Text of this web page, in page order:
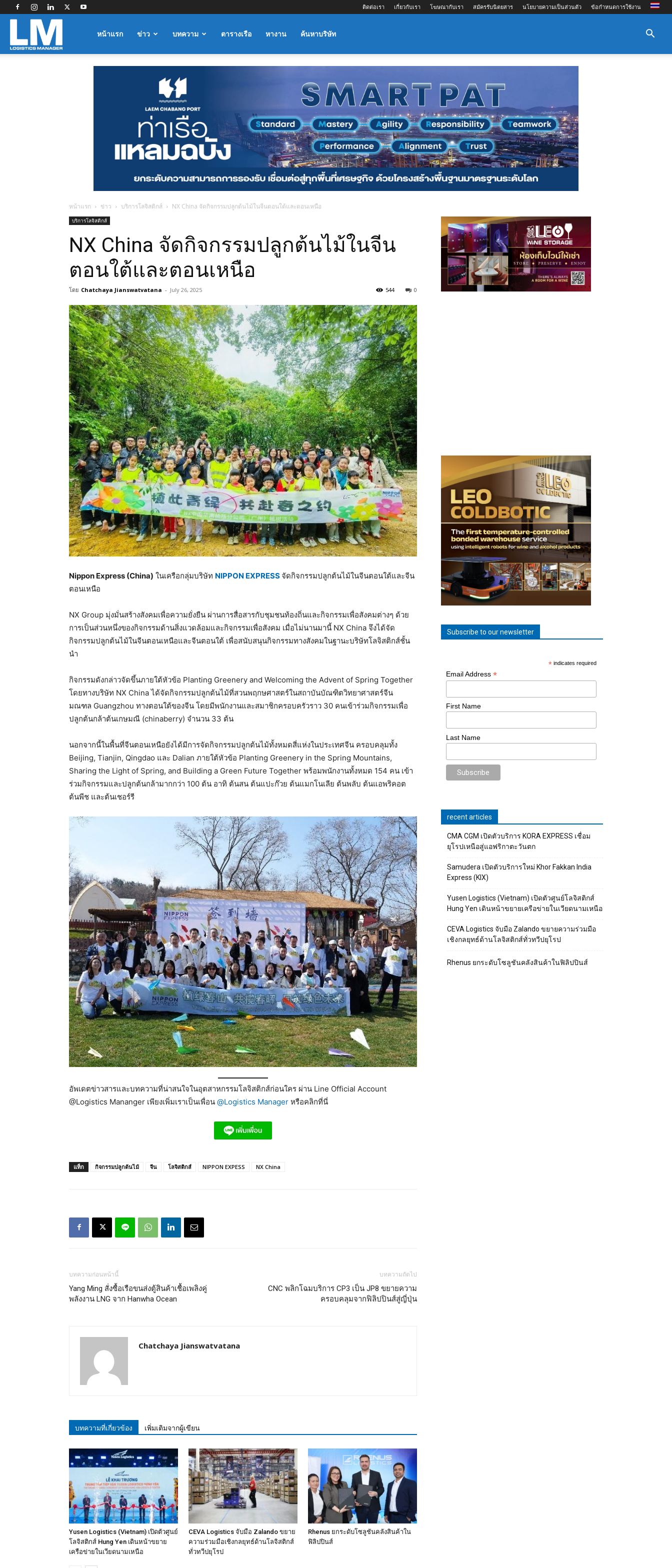
ติดต่อเรา เกี่ยวกับเรา โฆษณากับเรา สมัครรับนิตยสาร นโยบายความเป็นส่วนตัว ข้อกำหนดการใช้งาน
Logisticsหน้าแรก ข่าว บทความ ตารางเรือ หางาน ค้นหาบริษัท
หน้าแรก ข่าว บริการโลจิสติกส์ NX China จัดกิจกรรมปลูกต้นไม้ในจีนตอนใต้และตอนเหนือ
บริการโลจิสติกส์
NX China จัดกิจกรรมปลูกต้นไม้ในจีน
ตอนใต้และตอนเหนือ
โดย Chatchaya Jianswatvatana - July 26, 2025 0
544
Nippon Express (China) ในเครือกลุ่มบริษัท NIPPON EXPRESS จัดกิจกรรมปลูกต้นไม้ในจีนตอนใต้และจีน
ตอนเหนือ
NX Group มุ่งมั่นสร้างสังคมเพื่อความยั่งยืน ผ่านการสื่อสารกับชุมชนท้องถิ่นและกิจกรรมเพื่อสังคมต่างๆ ด้วย
การเป็นส่วนหนึ่งของกิจกรรมด้านสิ่งแวดล้อมและกิจกรรมเพื่อสังคม เมื่อไม่นานมานี้ NX China จึงได้จัด
กิจกรรมปลูกต้นไม้ในจีนตอนเหนือและจีนตอนใต้ เพื่อสนับสนุนกิจกรรมทางสังคมในฐานะบริษัทโลจิสติกส์ชั้น
นำ
กิจกรรมดังกล่าวจัดขึ้นภายใต้หัวข้อ Planting Greenery and Welcoming the Advent of Spring Together
โดยทางบริษัท NX China ได้จัดกิจกรรมปลูกต้นไม้ที่สวนพฤกษศาสตร์ในสถาบันบัณฑิตวิทยาศาสตร์จีน
มณฑล Guangzhou ทางตอนใต้ของจีน โดยมีพนักงานและสมาชิกครอบครัวราว 30 คนเข้าร่วมกิจกรรมเพื่อ
ปลูกต้นกล้าต้นเกษมณี (chinaberry) จำนวน 33 ต้น
นอกจากนี้ในพื้นที่จีนตอนเหนือยังได้มีการจัดกิจกรรมปลูกต้นไม้ทั้งหมดสี่แห่งในประเทศจีน ครอบคลุมทั้ง
Beijing, Tianjin, Qingdao และ Dalian ภายใต้หัวข้อ Planting Greenery in the Spring Mountains,
Sharing the Light of Spring, and Building a Green Future Together พร้อมพนักงานทั้งหมด 154 คน เข้า
ร่วมกิจกรรมและปลูกต้นกล้ามากกว่า 100 ต้น อาทิ ต้นสน ต้นแปะก๊วย ต้นแมกโนเลีย ต้นพลับ ต้นแอพริคอต
ต้นพีช และต้นเชอร์รี
อัพเดตข่าวสารและบทความที่น่าสนใจในอุตสาหกรรมโลจิสติกส์ก่อนใคร ผ่าน Line Official Account
@Logistics Mananger เพียงเพิ่มเราเป็นเพื่อน @Logistics Manager หรือคลิกที่นี่
แท็ก กิจกรรมปลูกต้นไม้ จีน โลจิสติกส์ NIPPON EXPESS NX China
บทความก่อนหน้านี้
Yang Ming สั่งซื้อเรือขนส่งตู้สินค้าเชื้อเพลิงคู่
พลังงาน LNG จาก Hanwha Ocean
บทความถัดไป
CNC พลิกโฉมบริการ CP3 เป็น JP8 ขยายความ
ครอบคลุมจากฟิลิปปินส์สู่ญี่ปุ่น
Chatchaya Jianswatvatana
บทความที่เกี่ยวข้อง เพิ่มเติมจากผู้เขียน
Yusen Logistics (Vietnam) เปิดตัวศูนย์
โลจิสติกส์ Hung Yen เดินหน้าขยาย
เครือข่ายในเวียดนามเหนือ
CEVA Logistics จับมือ Zalando ขยาย
ความร่วมมือเชิงกลยุทธ์ด้านโลจิสติกส์
ทั่วทวีปยุโรป
Rhenus ยกระดับโซลูชันคลังสินค้าใน
ฟิลิปปินส์
Subscribe to our newsletter
* indicates required
Email Address *
First Name
Last Name
recent articles
CMA CGM เปิดตัวบริการ KORA EXPRESS เชื่อม
ยุโรปเหนือสู่แอฟริกาตะวันตก
Samudera เปิดตัวบริการใหม่ Khor Fakkan India
Express (KIX)
Yusen Logistics (Vietnam) เปิดตัวศูนย์โลจิสติกส์
Hung Yen เดินหน้าขยายเครือข่ายในเวียดนามเหนือ
CEVA Logistics จับมือ Zalando ขยายความร่วมมือ
เชิงกลยุทธ์ด้านโลจิสติกส์ทั่วทวีปยุโรป
Rhenus ยกระดับโซลูชันคลังสินค้าในฟิลิปปินส์